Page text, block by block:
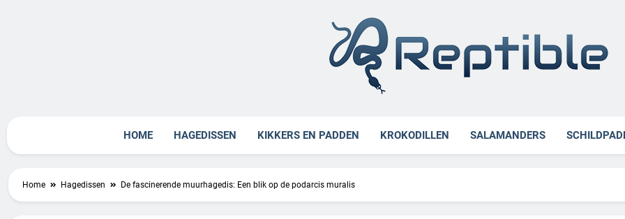
HOME HAGEDISSEN KIKKERS EN PADDEN KROKODILLEN SALAMANDERS
Home Hagedissen De fascinerende muurhagedis: Een blik op de podarcis muralis